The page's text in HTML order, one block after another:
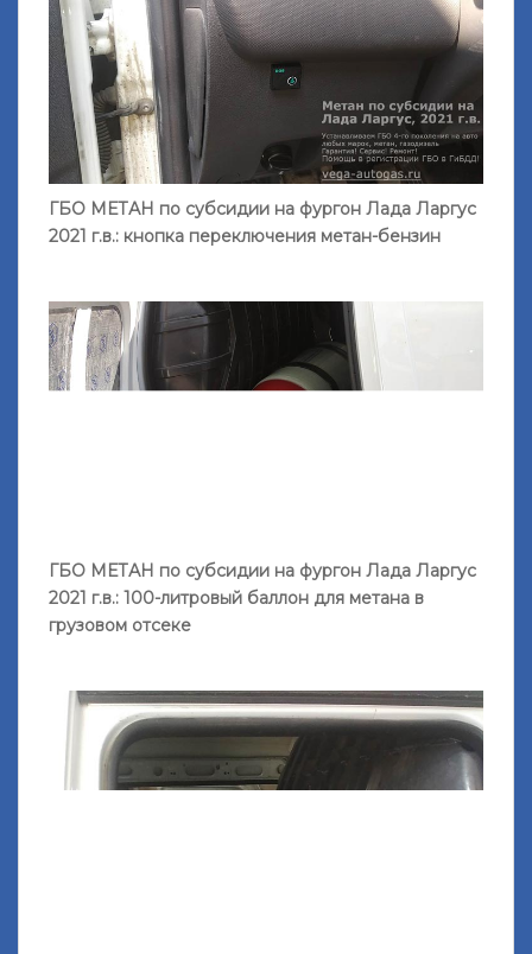
ГБО МЕТАН по субсидии на фургон Лада Ларгус
2021 г.в.: кнопка переключения метан-бензин
ГБО МЕТАН по субсидии на фургон Лада Ларгус
2021 г.в.: 100-литровый баллон для метана в
грузовом отсеке